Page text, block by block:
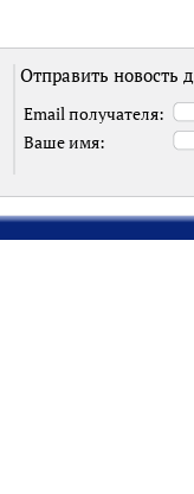
Отправить новость
Email получателя:
Ваше имя: